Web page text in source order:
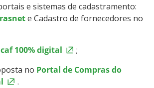
e sistemas de cadastramento:
e Cadastro de fornecedores no
100% digital
;
no Portal de Compras do
.